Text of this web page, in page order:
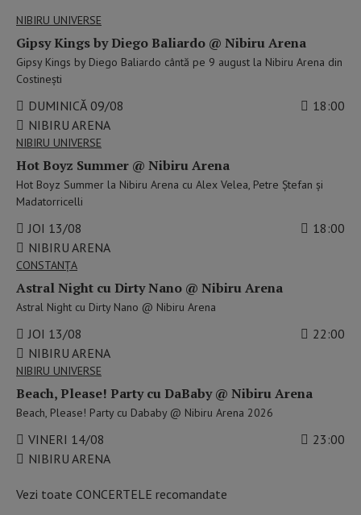
NIBIRU UNIVERSE
Gipsy Kings by Diego Baliardo @ Nibiru Arena
Gipsy Kings by Diego Baliardo cântă pe 9 august la Nibiru Arena din
Costinești
DUMINICĂ 09/08
18:00
NIBIRU ARENA
NIBIRU UNIVERSE
Hot Boyz Summer @ Nibiru Arena
Hot Boyz Summer la Nibiru Arena cu Alex Velea, Petre Ștefan și
Madatorricelli
JOI 13/08
18:00
NIBIRU ARENA
CONSTANŢA
Astral Night cu Dirty Nano @ Nibiru Arena
Astral Night cu Dirty Nano @ Nibiru Arena
JOI 13/08
22:00
NIBIRU ARENA
NIBIRU UNIVERSE
Beach, Please! Party cu DaBaby @ Nibiru Arena
Beach, Please! Party cu Dababy @ Nibiru Arena 2026
VINERI 14/08
23:00
NIBIRU ARENA
Vezi toate CONCERTELE recomandate